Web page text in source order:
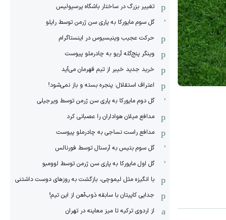
تغییر بزرگ در ساختار باشگاه پرسپولیس
گل سوم مایورکا به پاری سن ژرمن توسط رایلو
حرکت عجیب وینیسیوس در اینستاگرام
وینگر پنج‌گله آریو به چادرملو پیوست
خرید جدید خیبر از تیم قهرمان می‌آید
اعتراف استقلال: پنجره بسته و باز نمی‌شود!
گل دوم مایورکا به پاری سن ژرمن توسط ویرجیلی
مدافع میلان هواداران را عصبانی کرد
مدافع راست نساجی به چادرملو پیوست
گل سوم بتیس به آرسنال توسط فورنالس
گل اول مایورکا به پاری سن ژرمن توسط لوومبو
با انگیزه مثل لیموچی، بازگشت به روزهای دوست داشتنی
جدایی کاپیتان با سابقه ذوب‌آهن از این تیم!
از اردوی ترکیه تا میز معاینه در تهران